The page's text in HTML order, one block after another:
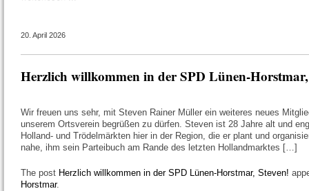
20. April 2026
Herzlich willkommen in der SPD Lünen-Horstmar,
Wir freuen uns sehr, mit Steven Rainer Müller ein weiteres neues
unserem Ortsverein begrüßen zu dürfen. Steven ist 28 Jahre alt und
Holland- und Trödelmärkten hier in der Region, die er plant und
nahe, ihm sein Parteibuch am Rande des letzten Hollandmarktes […]
The post Herzlich willkommen in der SPD Lünen-Horstmar, Steven!
Horstmar.